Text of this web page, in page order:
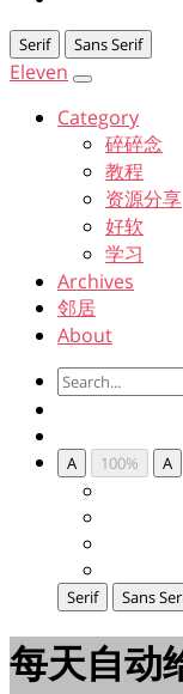
Serif Sans Serif
Eleven
Category
碎碎念
教程
资源分享
好软
学习
Archives
邻居
About
A 100% A
Serif Sans
每天自动